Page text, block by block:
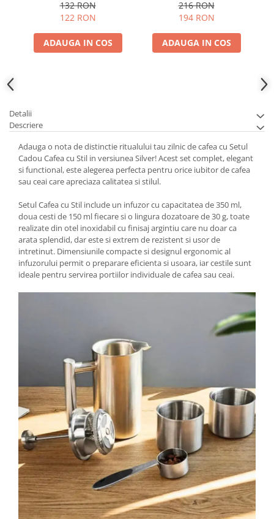
132 RON
122 RON
ADAUGA IN COS
216 RON
194 RON
ADAUGA IN COS
Detalii
Descriere
Adauga o nota de distinctie ritualului tau zilnic de cafea cu Setul
Cadou Cafea cu Stil in versiunea Silver! Acest set complet, elegant
si functional, este alegerea perfecta pentru orice iubitor de cafea
sau ceai care apreciaza calitatea si stilul.
Setul Cafea cu Stil include un infuzor cu capacitatea de 350 ml,
doua cesti de 150 ml fiecare si o lingura dozatoare de 30 g, toate
realizate din otel inoxidabil cu finisaj argintiu care nu doar ca
arata splendid, dar este si extrem de rezistent si usor de
intretinut. Dimensiunile compacte si designul ergonomic al
infuzorului permit o preparare eficienta si usoara, iar cestile sunt
ideale pentru servirea portiilor individuale de cafea sau ceai.